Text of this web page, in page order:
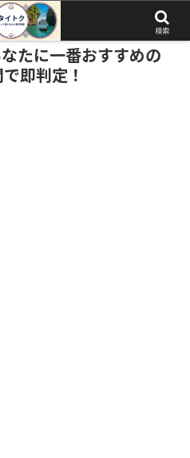
たに一番おすすめの
即判定！
検索